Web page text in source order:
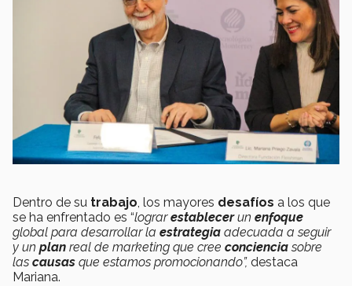
Dentro de su trabajo, los mayores desafíos a los que
se ha enfrentado es “lograrestablecerun enfoque
global para desarrollar la estrategia adecuada a seguir
y un plan real de marketing que cree concienciasobre
las causas que estamos promocionando”, destaca
Mariana.